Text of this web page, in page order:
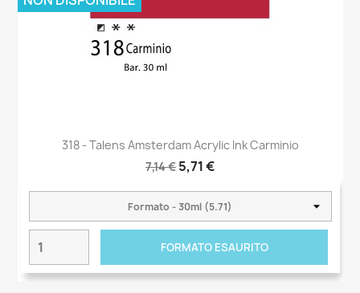
318 - Talens Amsterdam Acrylic Ink Carminio
7,14 € 5,71 €
FORMATO ESAURITO